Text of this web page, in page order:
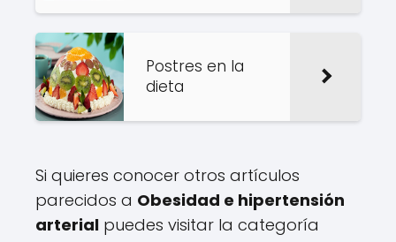
Postres en la
dieta
Si quieres conocer otros artículos
parecidos a Obesidad e hipertensión
arterial puedes visitar la categoría